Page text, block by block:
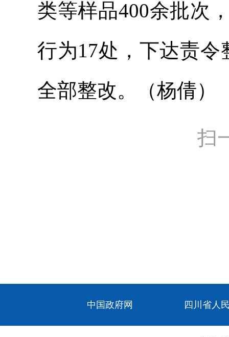
类等样品400余批次
行为17处，下达责
全部整改。（杨倩）
扫
中国政府网 四川省人